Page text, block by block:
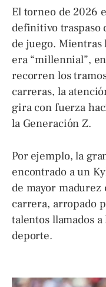
El torneo de 2026
definitivo traspaso
de juego. Mientras
era “millennial”,
recorren los
carreras, la
gira con fuerza
la Generación Z.
Por ejemplo, la
encontrado a un
de mayor
carrera, arropado
talentos llamados
deporte.